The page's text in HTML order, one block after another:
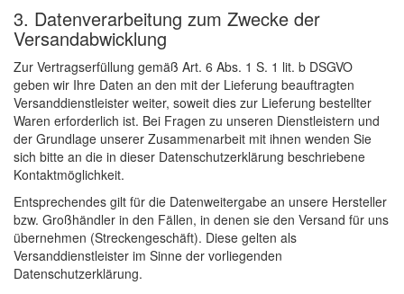
3. Datenverarbeitung zum Zwecke der
Versandabwicklung
Zur Vertragserfüllung gemäß Art. 6 Abs. 1 S. 1 lit. b DSGVO
geben wir Ihre Daten an den mit der Lieferung beauftragten
Versanddienstleister weiter, soweit dies zur Lieferung bestellter
Waren erforderlich ist. Bei Fragen zu unseren Dienstleistern und
der Grundlage unserer Zusammenarbeit mit ihnen wenden Sie
sich bitte an die in dieser Datenschutzerklärung beschriebene
Kontaktmöglichkeit.
Entsprechendes gilt für die Datenweitergabe an unsere Hersteller
bzw. Großhändler in den Fällen, in denen sie den Versand für uns
übernehmen (Streckengeschäft). Diese gelten als
Versanddienstleister im Sinne der vorliegenden
Datenschutzerklärung.